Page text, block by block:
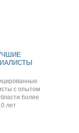
с опытом
более
лет